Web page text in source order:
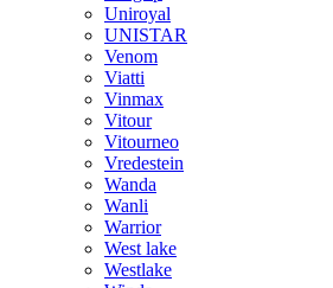
Uniroyal
UNISTAR
Venom
Viatti
Vinmax
Vitour
Vitourneo
Vredestein
Wanda
Wanli
Warrior
West lake
Westlake